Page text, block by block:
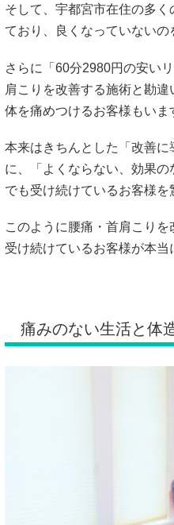
そして、宇都宮市在住の多
ており、良くなっていないの
さらに「60分2980円の安い
肩こりを改善する施術と勘
体を痛めつけるお客様もいま
本来はきちんとした「改善
に、「よくならない、効果
でも受け続けているお客様を
このように腰痛・首肩こり
受け続けているお客様が本当
痛みのない生活と体